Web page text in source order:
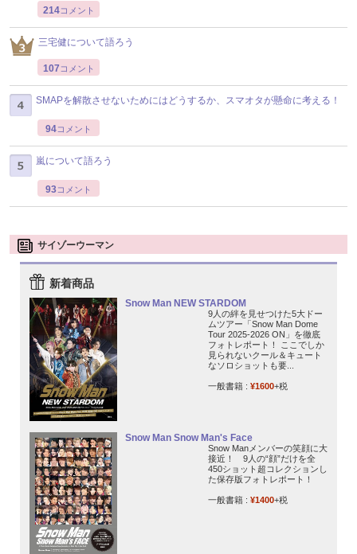
214コメント
三宅健について語ろう
107 コメント
SMAPを解散させないためにはどうするか、スマオタが懸命に考える！
94コメント
嵐について語ろう
93コメント
サイゾーウーマン
新着商品
Snow Man NEW STARDOM
9人の絆を見せつけた5大ドー
ムツアー「Snow Man Dome
Tour 2025-2026 ON」を徹底
フォトレポート！ ここでしか
見られないクール＆キュート
なソロショットも要...
一般書籍 : ¥1600+税
Snow Man Snow Man's Face
Snow Manメンバーの笑顔に大
接近！ 9人の“顔”だけを全
450ショット超コレクションし
た保存版フォトレポート！
一般書籍 : ¥1400+税